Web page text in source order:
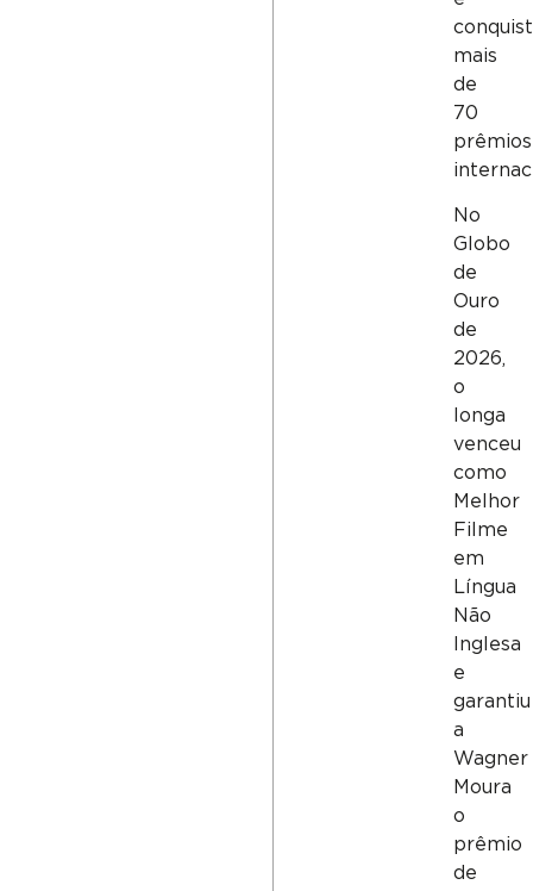
mais
de
70
prêmios
No
Globo
de
Ouro
de
2026,
o
longa
venceu
como
Melhor
Filme
em
Língua
Não
Inglesa
e
garantiu
a
Wagner
Moura
o
prêmio
de